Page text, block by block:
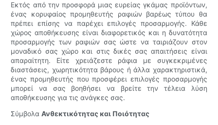
Εκτός από την προσφορά μιας ευρείας γκάμας προϊόντων,
ένας κορυφαίος προμηθευτής ραφιών βαρέως τύπου θα
πρέπει επίσης να παρέχει επιλογές προσαρμογής. Κάθε
χώρος αποθήκευσης είναι διαφορετικός και η δυνατότητα
προσαρμογής των ραφιών σας ώστε να ταιριάζουν στον
μοναδικό σας χώρο και στις δικές σας απαιτήσεις είναι
απαραίτητη. Είτε χρειάζεστε ράφια με συγκεκριμένες
διαστάσεις, χωρητικότητα βάρους ή άλλα χαρακτηριστικά,
ένας προμηθευτής που προσφέρει επιλογές προσαρμογής
μπορεί να σας βοηθήσει να βρείτε την τέλεια λύση
αποθήκευσης για τις ανάγκες σας.
ΣύμβολαΑνθεκτικότητας και Ποιότητας